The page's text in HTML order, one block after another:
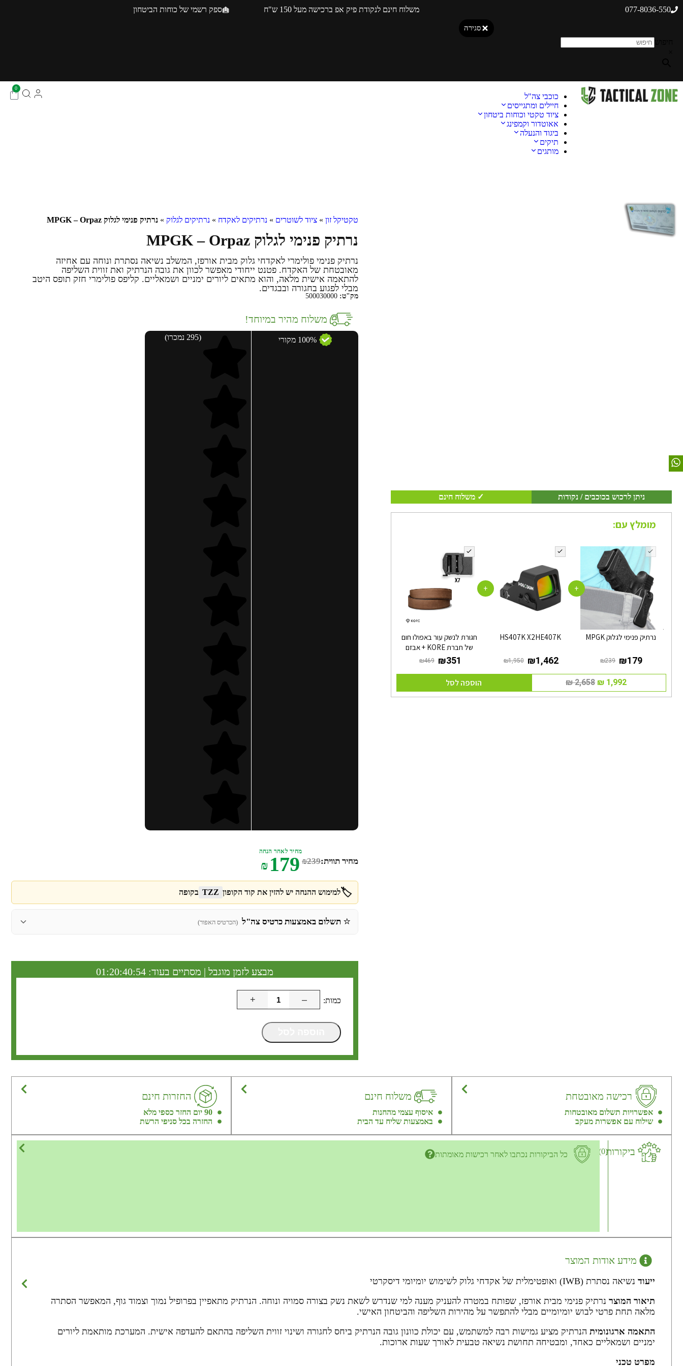
077-8036-550 משלוח חינם לנקודת פיק אפ ברכישה מעל 150 ש"ח ספק רשמי של כוחות הביטחון
סגירה
כוכבי צה"ל
חיילים ומתגייסים
ציוד טקטי וכוחות ביטחון
אאוטדור וקמפינג
ביגוד והנעלה
תיקים
מותגים
0
ניתן לרכוש בכוכבים / נקודות ✓ משלוח חינם
מומלץ עם:
נרתיק פנימי לגלוק MPGK
‏239 ₪
+
HS407K X2HE407K
‏1,950 ₪ ‏1,462 ₪
+
חגורת לנשק עור באפולו חום
של חברת KORE + אבזם
‏469 ₪
‏2,658 ₪ הוספה לסל
טקטיקל זון » ציוד לשוטרים » נרתיקים לאקדח » נרתיקים לגלוק » נרתיק פנימי לגלוק MPGK – Orpaz
נרתיק פנימי לגלוק MPGK – Orpaz
נרתיק פנימי פולימרי לאקדחי גלוק מבית אורפז, המשלב נשיאה נסתרת ונוחה עם אחיזה
מאובטחת של האקדח. פטנט ייחודי מאפשר לכוון את גובה הנרתיק ואת זווית השליפה
להתאמה אישית מלאה, והוא מתאים ליורים ימניים ושמאליים. קליפס פולימרי חזק תופס היטב
מבלי לפגוע בחגורה ובבגדים.
מק"ט:
משלוח מהיר במיוחד!
100% מקורי (295 נמכרו)
מחיר תווית: ₪239
מחיר לאחר הנחה
₪ 179
🏷️למימוש ההנחה יש להזין את קוד הקופון TZZ בקופה
⭐ תשלום באמצעות כרטיס צה"ל (הכרטיס האפור)
מבצע לזמן מוגבל | מסתיים בעוד: 01:20:40:53
–
+
רכישה מאובטחת
אפשרויות תשלום מאובטחות
שילוח עם אפשרות מעקב
משלוח חינם
איסוף עצמי מהחנות
באמצעות שליח עד הבית
החזרות חינם
90 יום החזר כספי מלא
החזרה בכל סניפי הרשת
ביקורות(0) כל הביקורות נכתבו לאחר רכישות מאומתות
מידע אודות המוצר
ייעוד נשיאה נסתרת (IWB) ואופטימלית של אקדחי גלוק לשימוש יומיומי דיסקרטי
תיאור המוצר נרתיק פנימי מבית אורפז, שפותח במטרה להעניק מענה למי שנדרש לשאת נשק בצורה סמויה ונוחה. הנרתיק מתאפיין בפרופיל נמוך וצמוד גוף, המאפשר הסתרה
מלאה תחת פרטי לבוש יומיומיים מבלי להתפשר על מהירות השליפה והביטחון האישי.
התאמה ארגונומית הנרתיק מציע גמישות רבה למשתמש, עם יכולת כוונון גובה הנרתיק ביחס לחגורה ושינוי זווית השליפה בהתאם להעדפה אישית. המערכת מותאמת ליורים
ימניים ושמאליים כאחד, ומבטיחה תחושת נשיאה טבעית לאורך שעות ארוכות.
מפרט טכני